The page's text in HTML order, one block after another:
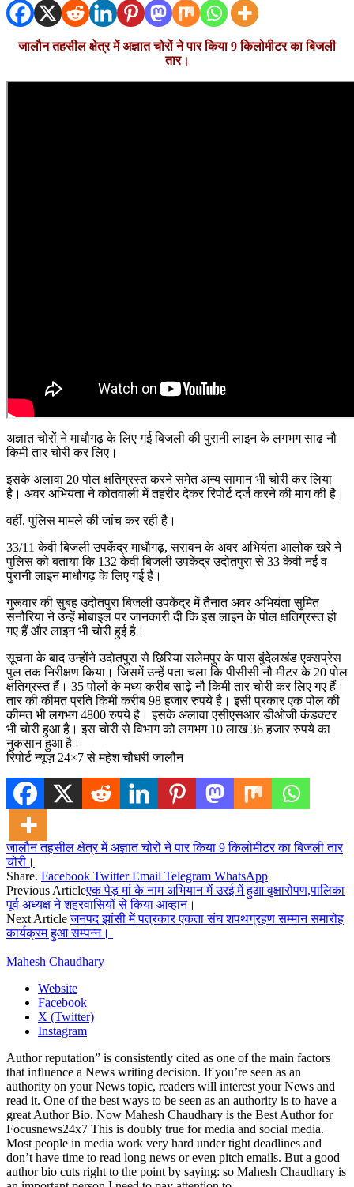
जालौन तहसील क्षेत्र में अज्ञात चोरों ने पार किया 9 किलोमीटर का बिजली
तार।
अज्ञात चोरों ने माधौगढ़ के लिए गई बिजली की पुरानी लाइन के लगभग साढ नौ
किमी तार चोरी कर लिए।
इसके अलावा 20 पोल क्षतिग्रस्त करने समेत अन्य सामान भी चोरी कर लिया
है। अवर अभियंता ने कोतवाली में तहरीर देकर रिपोर्ट दर्ज करने की मांग की है।
वहीं, पुलिस मामले की जांच कर रही है।
33/11 केवी बिजली उपकेंद्र माधौगढ़, सरावन के अवर अभियंता आलोक खरे ने
पुलिस को बताया कि 132 केवी बिजली उपकेंद्र उदोतपुरा से 33 केवी नई व
पुरानी लाइन माधौगढ़ के लिए गई है।
गुरूवार की सुबह उदोतपुरा बिजली उपकेंद्र में तैनात अवर अभियंता सुमित
सनौरिया ने उन्हें मोबाइल पर जानकारी दी कि इस लाइन के पोल क्षतिग्रस्त हो
गए हैं और लाइन भी चोरी हुई है।
सूचना के बाद उन्होंने उदोतपुरा से छिरिया सलेमपुर के पास बुंदेलखंड एक्सप्रेस
पुल तक निरीक्षण किया। जिसमें उन्हें पता चला कि पीसीसी नौ मीटर के 20 पोल
क्षतिग्रस्त हैं। 35 पोलों के मध्य करीब साढ़े नौ किमी तार चोरी कर लिए गए हैं।
तार की कीमत प्रति किमी करीब 98 हजार रुपये है। इसी प्रकार एक पोल की
कीमत भी लगभग 4800 रुपये है। इसके अलावा एसीएसआर डीओजी कंडक्टर
भी चोरी हुआ है। इस चोरी से विभाग को लगभग 10 लाख 36 हजार रुपये का
नुकसान हुआ है।
रिपोर्ट न्यूज़ 24×7 से महेश चौधरी जालौन
जालौन तहसील क्षेत्र में अज्ञात चोरों ने पार किया 9 किलोमीटर का बिजली तार
चोरी।
Share. Facebook Twitter Email Telegram WhatsApp
Previous Articleएक पेड़ मां के नाम अभियान में उरई में हुआ वृक्षारोपण,पालिका
पूर्व अध्यक्ष ने शहरवासियों से किया आव्हान।
Next Articleजनपद झांसी में पत्रकार एकता संघ शपथग्रहण सम्मान समारोह
कार्यक्रम हुआ सम्पन्न।
Mahesh Chaudhary
Website
Facebook
X (Twitter)
Instagram
Author reputation” is consistently cited as one of the main factors
that influence a News writing decision. If you’re seen as an
authority on your News topic, readers will interest your News and
read it. One of the best ways to be seen as an authority is to have a
great Author Bio. Now Mahesh Chaudhary is the Best Author for
Focusnews24x7 This is doubly true for media and social media.
Most people in media work very hard under tight deadlines and
don’t have time to read long news or even pitch emails. But a good
author bio cuts right to the point by saying: so Mahesh Chaudhary is